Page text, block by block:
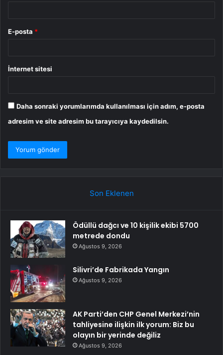
E-posta *
İnternet sitesi
Daha sonraki yorumlarımda kullanılması için adım, e-posta
adresim ve site adresim bu tarayıcıya kaydedilsin.
Son Eklenen
Ödüllü dağcı ve 10 kişilik ekibi 5700
metrede dondu
Ağustos 9, 2026
Silivri’de Fabrikada Yangın
Ağustos 9, 2026
AK Parti’den CHP Genel Merkezi’nin
tahliyesine ilişkin ilk yorum: Biz bu
olayın bir yerinde değiliz
Ağustos 9, 2026